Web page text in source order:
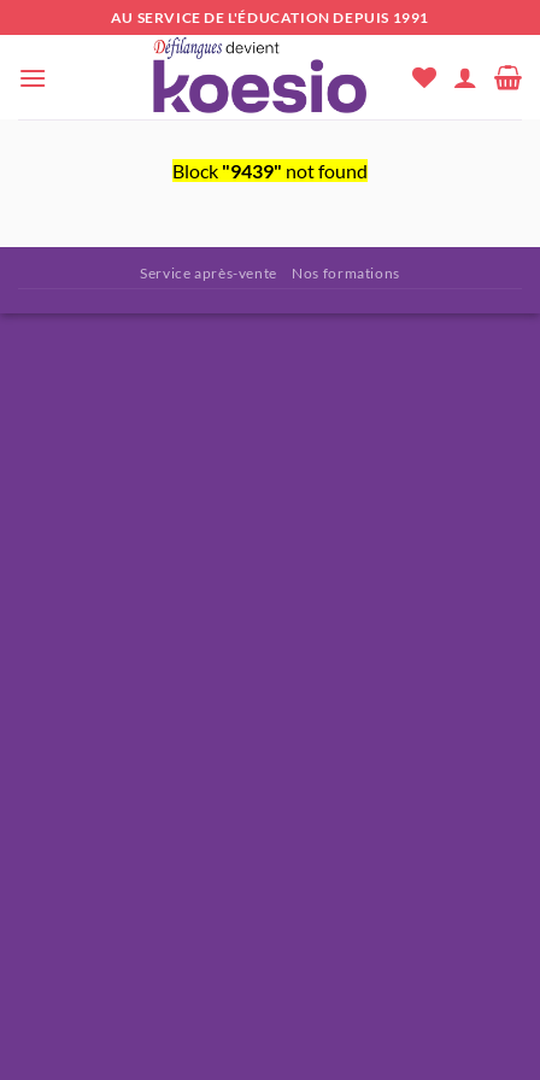
contenu
AU SERVICE DE L'ÉDUCATION DEPUIS 1991
Block "9439" not found
Service après-vente Nos formations